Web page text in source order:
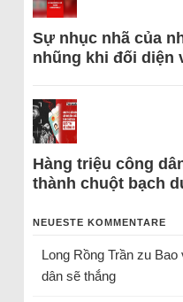
Sự nhục nhã của
nhũng khi đối diện
Hàng triệu công
thành chuột bạch
NEUESTE KOMMENTARE
Long Rồng Trầnzu Bao
dân sẽ thắng